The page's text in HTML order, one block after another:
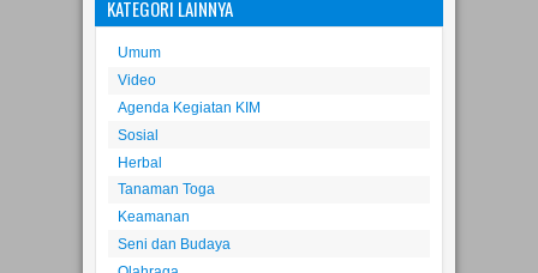
Umum
Video
Agenda Kegiatan KIM
Sosial
Herbal
Tanaman Toga
Keamanan
Seni dan Budaya
Olahraga